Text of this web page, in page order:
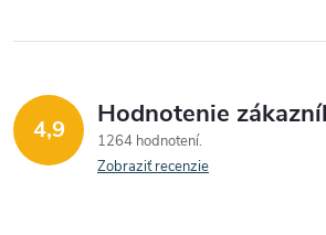
l
d
a
4,9 Hodnotenie
1264 hodnotení
Zobraziť recenzie